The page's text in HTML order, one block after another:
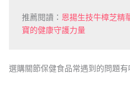
推薦閱讀： 恩揚生技牛樟芝精
寶的健康守護力量
選購關節保健食品常遇到的問題有